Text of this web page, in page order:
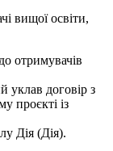
вищої освіти,
отримувачів
уклав договір з
проєкті із
Дія (Дія).